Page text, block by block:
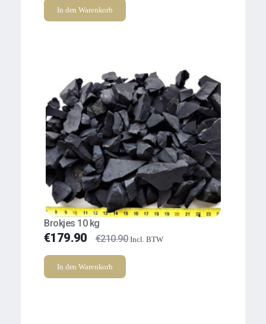
In den Warenkorb
Brokjes 10 kg
€179.90 €210.90 Incl. BTW
In den Warenkorb